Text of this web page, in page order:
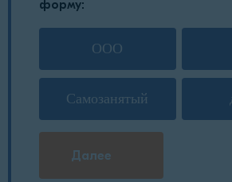
форму:
ООО
Самозанятый
Далее